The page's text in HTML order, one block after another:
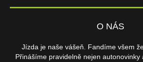
O NÁS
Jízda je naše vášeň. Fandíme všem
Přinášíme pravidelně nejen autonovinky